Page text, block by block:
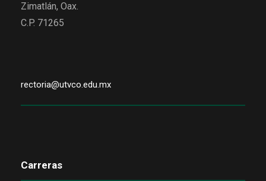
Zimatlán, Oax.
C.P. 71265
rectoria@utvco.edu.mx
Carreras